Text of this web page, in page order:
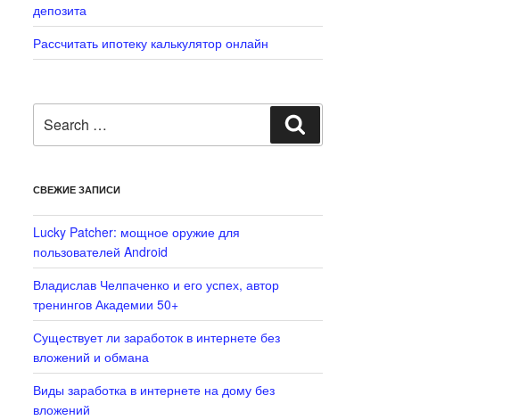
депозита
Рассчитать ипотеку калькулятор онлайн
for:
СВЕЖИЕ ЗАПИСИ
Lucky Patcher: мощное оружие для
пользователей Android
Владислав Челпаченко и его успех, автор
тренингов Академии 50+
Существует ли заработок в интернете без
вложений и обмана
Виды заработка в интернете на дому без
вложений